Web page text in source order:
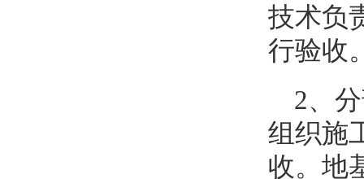
技术负
行验收
2、
组织施
收。地